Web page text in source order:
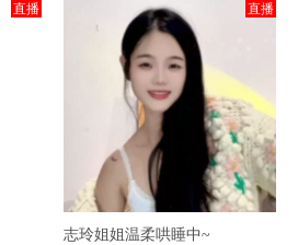
直播 直播
志玲姐姐温柔哄睡中~